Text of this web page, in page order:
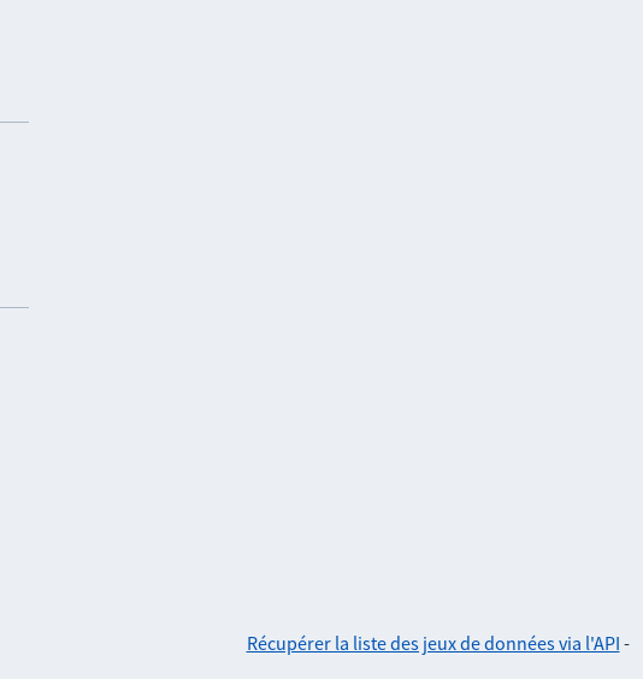
Récupérer la liste des jeux de données via l'API -